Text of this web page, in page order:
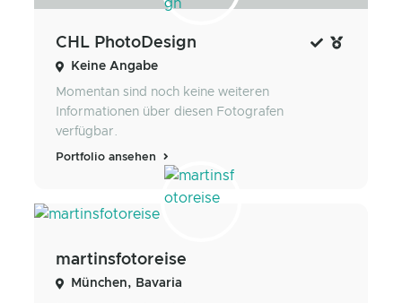
CHL PhotoDesign
Keine Angabe
Momentan sind noch keine weiteren
Informationen über diesen Fotografen
verfügbar.
Portfolio ansehen
martinsfotoreise
München, Bavaria